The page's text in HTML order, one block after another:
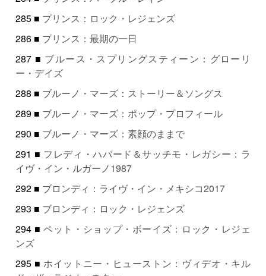
285 ■ プリンス：ロック・レジェンズ
286 ■ プリンス：最期の一日
287 ■ ブルース・スプリングスティーン：グローリ
ー・デイズ
288 ■ ブルーノ・マーズ：ストーリー＆ソングス
289 ■ ブルーノ・マーズ：ポップ・プロフィール
290 ■ ブルーノ・マーズ：素顔のままで
291 ■ フレディ・ハバード＆サッチモ・レガシー：ラ
イヴ・イン・ルガーノ1987
292 ■ ブロンディ：ライヴ・イン・メキシコ2017
293 ■ ブロンディ：ロック・レジェンズ
294 ■ペット・ショップ・ボーイズ：ロック・レジェ
ンズ
295 ■ホイットニー・ヒューストン：ヴィデオ・キル